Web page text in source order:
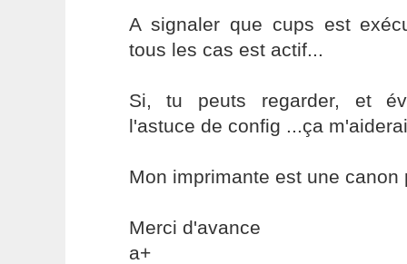
A signaler que cups est
tous les cas est actif...
Si, tu peuts regarder, et
l'astuce de config ...ça
Mon imprimante est une canon
Merci d'avance
a+